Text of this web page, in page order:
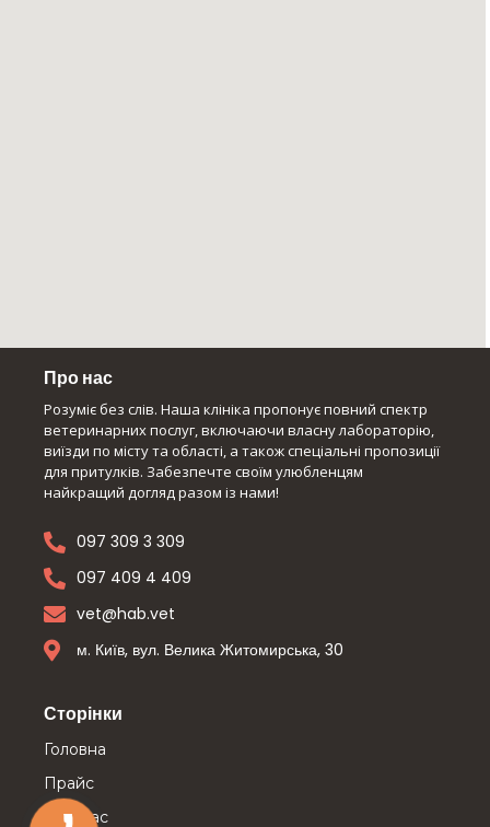
Про нас
Розуміє без слів. Наша клініка пропонує повний спектр
ветеринарних послуг, включаючи власну лабораторію,
виїзди по місту та області, а також спеціальні пропозиції
для притулків. Забезпечте своїм улюбленцям
найкращий догляд разом із нами!
097 309 3 309
097 409 4 409
vet@hab.vet
м. Київ, вул. Велика Житомирська, 30
Сторінки
Головна
Прайс
Про нас